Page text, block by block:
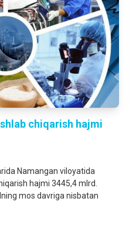
chiqarish hajmi
Namangan viloyatida
hajmi 3445,4 mlrd.
mos davriga nisbatan